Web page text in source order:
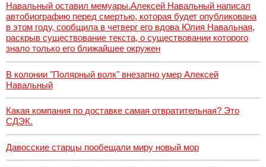
Навальный оставил мемуары.Алексей Навальный написал
автобиографию перед смертью, которая будет опубликована
в этом году, сообщила в четверг его вдова Юлия Навальная,
раскрыв существование текста, о существовании которого
знало только его ближайшее окружен
В колонии "Полярный волк" внезапно умер Алексей
Навальный
Какая компания по доставке самая отвратительная? Это
СДЭК.
Давосские старцы пообещали миру новый мор